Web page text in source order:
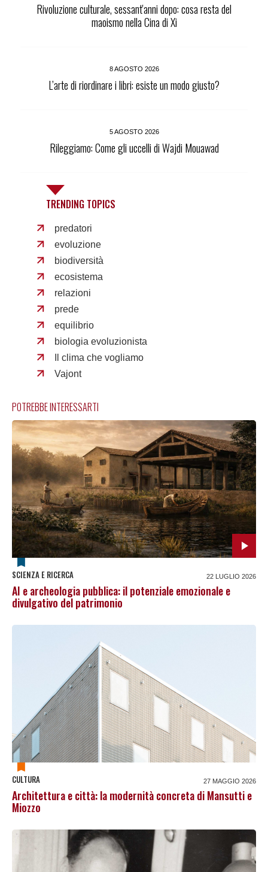
Rivoluzione culturale, sessant'anni dopo: cosa resta del
maoismo nella Cina di Xi
8 AGOSTO 2026
L’arte di riordinare i libri: esiste un modo giusto?
5 AGOSTO 2026
Rileggiamo: Come gli uccelli di Wajdi Mouawad
TRENDING TOPICS
predatori
evoluzione
biodiversità
ecosistema
relazioni
prede
equilibrio
biologia evoluzionista
Il clima che vogliamo
Vajont
POTREBBE INTERESSARTI
SCIENZA E RICERCA 22 LUGLIO 2026
AI e archeologia pubblica: il potenziale emozionale e
divulgativo del patrimonio
CULTURA 27 MAGGIO 2026
Architettura e città: la modernità concreta di Mansutti e
Miozzo